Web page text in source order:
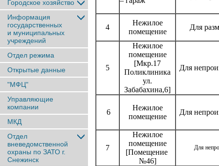
Городское хозяйство
Информация
государственных
и муниципальных
учреждений
Отдел режима
Открытые данные
"МФЦ"
Управляющие
компании
МКД
Отдел
вневедомственной
охраны по ЗАТО г.
Снежинск
4
Нежилое
помещение
Для
5
Нежилое
помещение
[Мкр.17
Поликлиника
ул.
Забабахина,6]
Для
6
Нежилое
помещение
Для
7
Нежилое
помещение
[Помещение
№46]
Для